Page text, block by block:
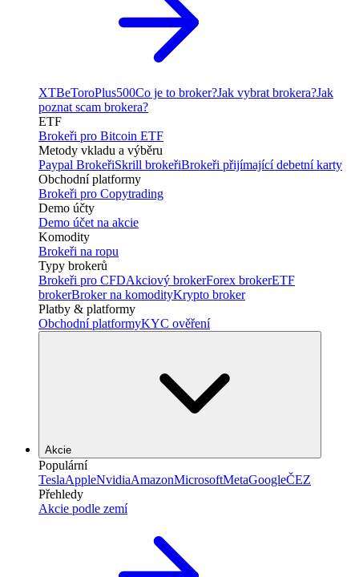
XTBeToroPlus500Co je to broker?Jak vybrat brokera?Jak
poznat scam brokera?
ETF
Brokeři pro Bitcoin ETF
Metody vkladu a výběru
Paypal BrokeřiSkrill brokeřiBrokeři přijímající debetní karty
Obchodní platformy
Brokeři pro Copytrading
Demo účty
Demo účet na akcie
Komodity
Brokeři na ropu
Typy brokerů
Brokeři pro CFDAkciový brokerForex brokerETF
brokerBroker na komodityKrypto broker
Platby & platformy
Obchodní platformyKYC ověření
Akcie
Populární
TeslaAppleNvidiaAmazonMicrosoftMetaGoogleČEZ
Přehledy
Akcie podle zemí